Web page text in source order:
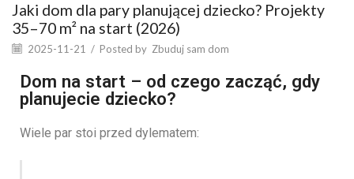
Jaki dom dla pary planującej dziecko? Projekty
35–70 m² na start (2026)
2025-11-21 / Posted by Zbuduj sam dom
Dom na start – od czego zacząć, gdy
planujecie dziecko?
Wiele par stoi przed dylematem: